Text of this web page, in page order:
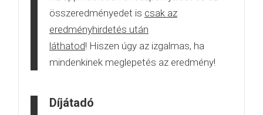
összeredményedet is csak az
eredményhirdetés után
láthatod! Hiszen úgy az izgalmas, ha
mindenkinek meglepetés az eredmény!
Díjátadó